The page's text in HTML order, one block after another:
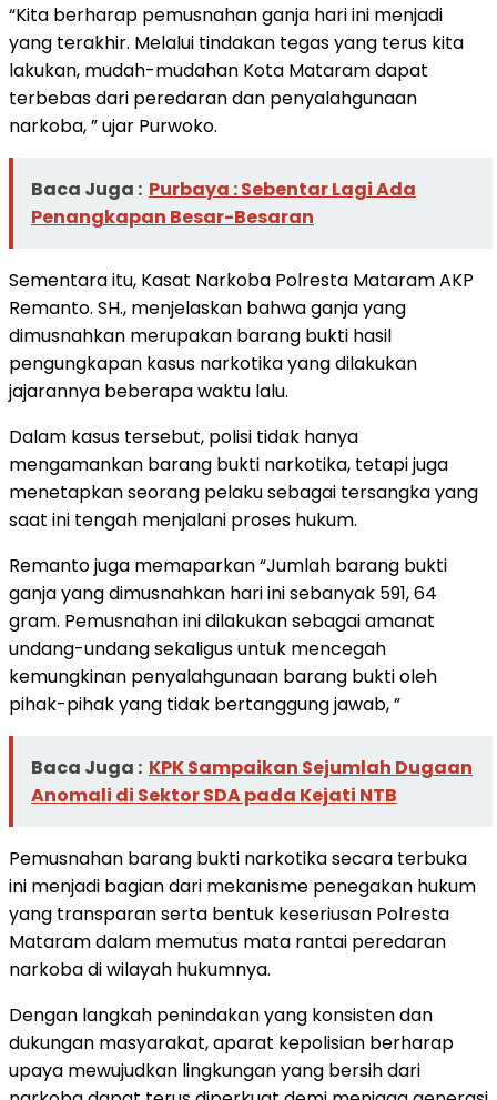
“Kita berharap pemusnahan ganja hari ini menjadi
yang terakhir. Melalui tindakan tegas yang terus kita
lakukan, mudah-mudahan Kota Mataram dapat
terbebas dari peredaran dan penyalahgunaan
narkoba, ” ujar Purwoko.
Baca Juga : Purbaya : Sebentar Lagi Ada
Penangkapan Besar-Besaran
Sementara itu, Kasat Narkoba Polresta Mataram AKP
Remanto. SH., menjelaskan bahwa ganja yang
dimusnahkan merupakan barang bukti hasil
pengungkapan kasus narkotika yang dilakukan
jajarannya beberapa waktu lalu.
Dalam kasus tersebut, polisi tidak hanya
mengamankan barang bukti narkotika, tetapi juga
menetapkan seorang pelaku sebagai tersangka yang
saat ini tengah menjalani proses hukum.
Remanto juga memaparkan “Jumlah barang bukti
ganja yang dimusnahkan hari ini sebanyak 591, 64
gram. Pemusnahan ini dilakukan sebagai amanat
undang-undang sekaligus untuk mencegah
kemungkinan penyalahgunaan barang bukti oleh
pihak-pihak yang tidak bertanggung jawab, ”
Baca Juga : KPK Sampaikan Sejumlah Dugaan
Anomali di Sektor SDA pada Kejati NTB
Pemusnahan barang bukti narkotika secara terbuka
ini menjadi bagian dari mekanisme penegakan hukum
yang transparan serta bentuk keseriusan Polresta
Mataram dalam memutus mata rantai peredaran
narkoba di wilayah hukumnya.
Dengan langkah penindakan yang konsisten dan
dukungan masyarakat, aparat kepolisian berharap
upaya mewujudkan lingkungan yang bersih dari